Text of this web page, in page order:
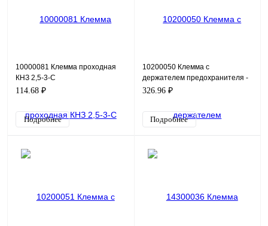
10000081 Клемма проходная
КНЗ 2,5-3-С
114.68 ₽
Подробнее
10200050 Клемма с
держателем предохранителя -
КНЗ 4-2 (5х20) (В)
326.96 ₽
Подробнее